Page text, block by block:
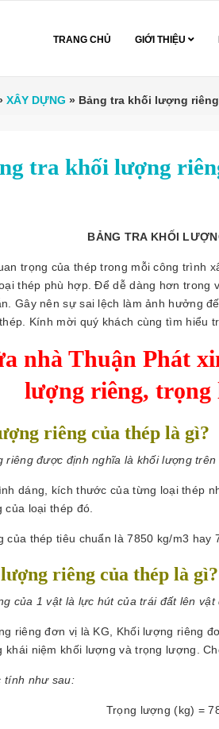
TRANG CHỦ GIỚI THIỆU
XÂY DỰNG » Bảng tra khối lượng
tra khối lượng
BẢNG TRA KHỐI
trọng của thép trong mỗi công trình
thép phù hợp. Để dễ dàng hơn trong
Gây nên sự sai lệch làm ảnh hưởng
Kính mời quý khách cùng tìm hiểu
nhà Thuận Phát
lượng riêng, trọng
riêng của thép là gì?
riêng được định nghĩa là khối lượng
dáng, kích thước của từng loại thép
của loại thép đó.
của thép tiêu chuẩn là 7850 kg/m3
riêng của thép là gì?
của 1 vật là lực hút của trái đất lên vật
riêng đơn vị là KG, Khối lượng riêng
khái niệm khối lượng và trọng lượng.
tính như sau:
Trọng lượng (kg) =